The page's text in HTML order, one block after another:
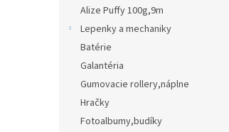
Alize Puffy 100g,9m
Lepenky a mechaniky
Batérie
Galantéria
Gumovacie rollery,náplne
Hračky
Fotoalbumy,budíky